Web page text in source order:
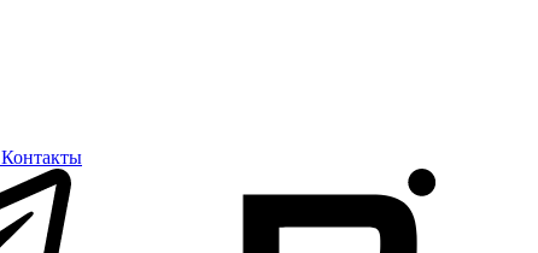
Контакты